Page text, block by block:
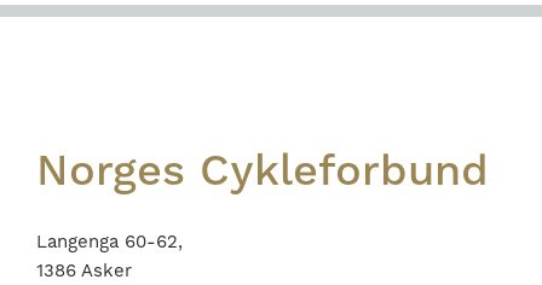
Footer
Norges Cykleforbund
Langenga 60-62,
1386 Asker